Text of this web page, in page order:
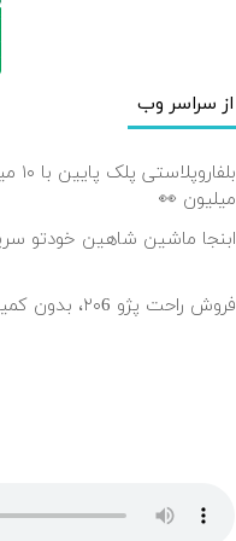
از سراسر وب
میلیون 👀
ابنجا ماشین شاهین خودتو
فروش راحت پژو ۲۰6، بدون کمیسیون و دردسر